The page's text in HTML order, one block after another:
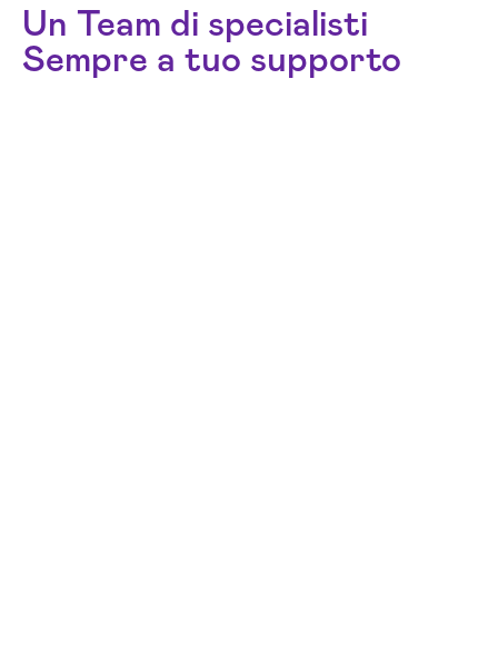
Un Team di specialisti
Sempre a tuo supporto